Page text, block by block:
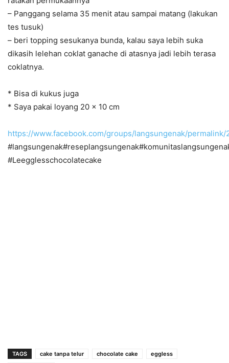
– Panggang selama 35 menit atau sampai matang (lakukan
tes tusuk)
– beri topping sesukanya bunda, kalau saya lebih suka
dikasih lelehan coklat ganache di atasnya jadi lebih terasa
coklatnya.
* Bisa di kukus juga
* Saya pakai loyang 20 x 10 cm
https://www.facebook.com/groups/langsungenak/
#Leegglesschocolatecake
TAGS cake tanpa telur chocolate cake
eggless